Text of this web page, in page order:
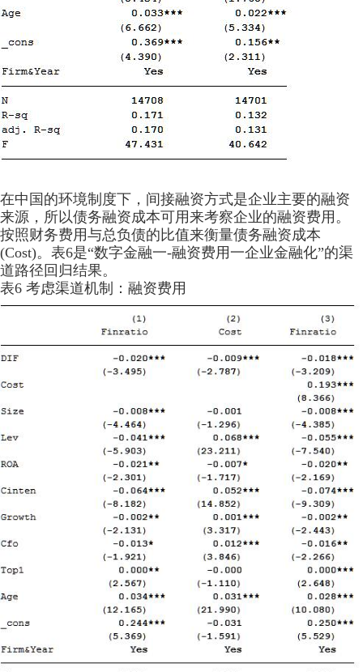
在中国的环境制度下，间接融资方式是企业主要的融资
来源，所以债务融资成本可用来考察企业的融资费用。
按照财务费用与总负债的比值来衡量债务融资成本
(Cost)。表6是“数字金融一-融资费用一企业金融化”的渠
道路径回归结果。
表6 考虑渠道机制：融资费用